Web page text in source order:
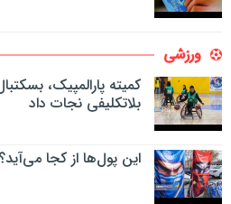
ورزشی
کمیته پارالمپیک،
بلاتکلیفی نجات داد
این پول‌ها از کجا می‌آید؟